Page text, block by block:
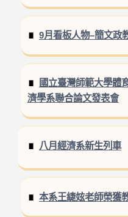
9月看板人物–簡文政
國立臺灣師範大學體
濟學系聯合論文發表會
八月經濟系新生列車
本系王緁妶老師榮獲